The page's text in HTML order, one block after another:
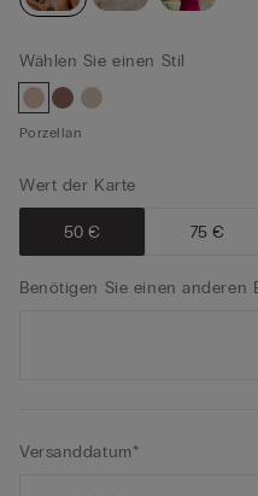
Wählen Sie einen Stil
Porzellan
Wert der Karte
50 € 75 €
Benötigen Sie einen anderen
Versanddatum*